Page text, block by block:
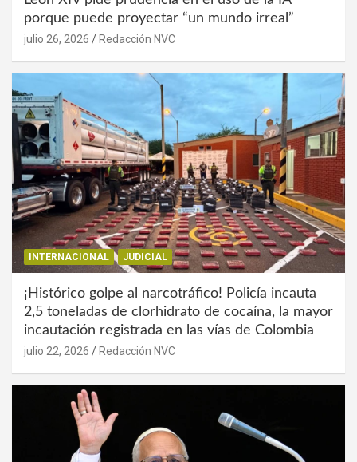
porque puede proyectar “un mundo irreal”
julio 26, 2026 Redacción NVC
INTERNACIONAL JUDICIAL
¡Histórico golpe al narcotráfico! Policía incauta
2,5 toneladas de clorhidrato de cocaína, la mayor
incautación registrada en las vías de Colombia
julio 22, 2026 Redacción NVC